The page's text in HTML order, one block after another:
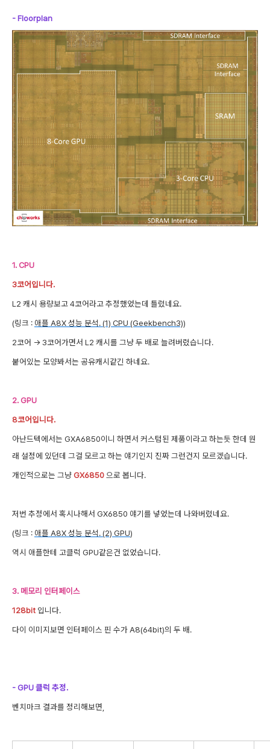
- Floorplan
1. CPU
3코어입니다.
L2 캐시 용량보고 4코어라고 추정했었는데 틀렸네요.
(링크 : 애플 A8X 성능 분석. (1) CPU (Geekbench3))
2코어 -> 3코어가면서 L2 캐시를 그냥 두 배로 늘려버렸습니다.
붙어있는 모양봐서는 공유캐시같긴 하네요.
2. GPU
8코어입니다.
아난드텍에서는 GXA6850이니 하면서 커스텀된 제품이라고 하는듯 한데 원
래 설정에 있던데 그걸 모르고 하는 얘기인지 진짜 그런건지 모르겠습니다.
개인적으로는 그냥GX6850 으로 봅니다.
저번 추정에서 혹시나해서 GX6850 얘기를 넣었는데 나와버렸네요.
(링크 : 애플 A8X 성능 분석. (2) GPU)
역시 애플한테 고클럭 GPU같은건 없었습니다.
3. 메모리 인터페이스
128bit 입니다.
다이 이미지보면 인터페이스 핀 수가 A8(64bit)의 두 배.
- GPU 클럭 추정.
벤치마크 결과를 정리해보면,